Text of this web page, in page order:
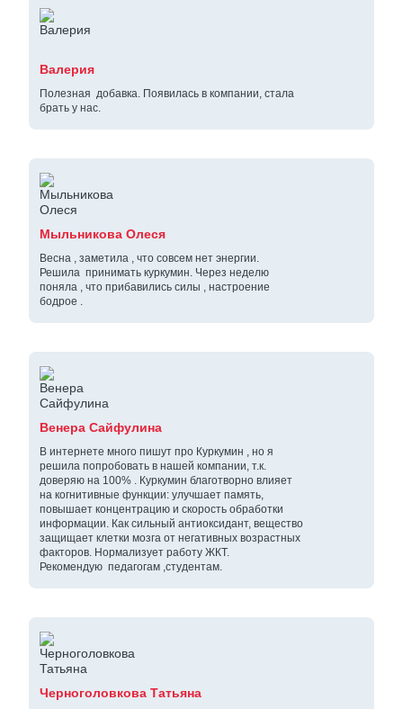
Валерия
Полезная добавка. Появилась в компании, стала
брать у нас.
Мыльникова Олеся
Весна , заметила , что совсем нет энергии.
Решила принимать куркумин. Через неделю
поняла , что прибавились силы , настроение
бодрое .
Венера Сайфулина
В интернете много пишут про Куркумин , но я
решила попробовать в нашей компании, т.к.
доверяю на 100% . Куркумин благотворно влияет
на когнитивные функции: улучшает память,
повышает концентрацию и скорость обработки
информации. Как сильный антиоксидант, вещество
защищает клетки мозга от негативных возрастных
факторов. Нормализует работу ЖКТ.
Рекомендую педагогам ,студентам.
Черноголовкова Татьяна